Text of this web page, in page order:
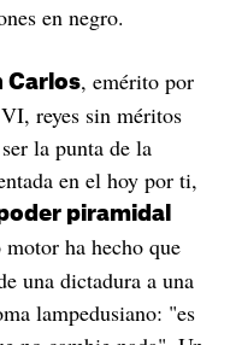
en negro.
Carlos, emérito por
reyes sin méritos
la punta de la
en el hoy por ti,
piramidal
ha hecho que
una dictadura a una
lampedusiano: "es